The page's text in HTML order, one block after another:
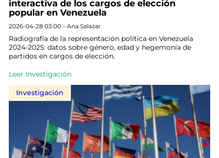
interactiva de los cargos de elección
popular en Venezuela
2026-04-28 03:00 – Ana Salazar
Radiografía de la representación política en Venezuela
2024-2025: datos sobre género, edad y hegemonía de
partidos en cargos de elección.
Leer Investigación
Investigación